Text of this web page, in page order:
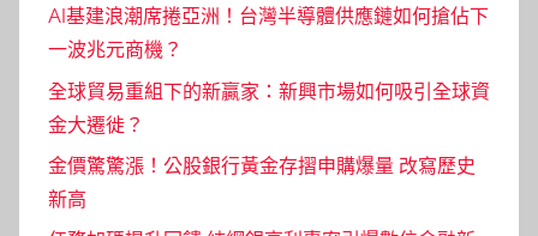
AI基建浪潮席捲亞洲！台灣半導體供應鏈如何搶佔下
一波兆元商機？
全球貿易重組下的新贏家：新興市場如何吸引全球資
金大遷徙？
金價驚驚漲！公股銀行黃金存摺申購爆量 改寫歷史
新高